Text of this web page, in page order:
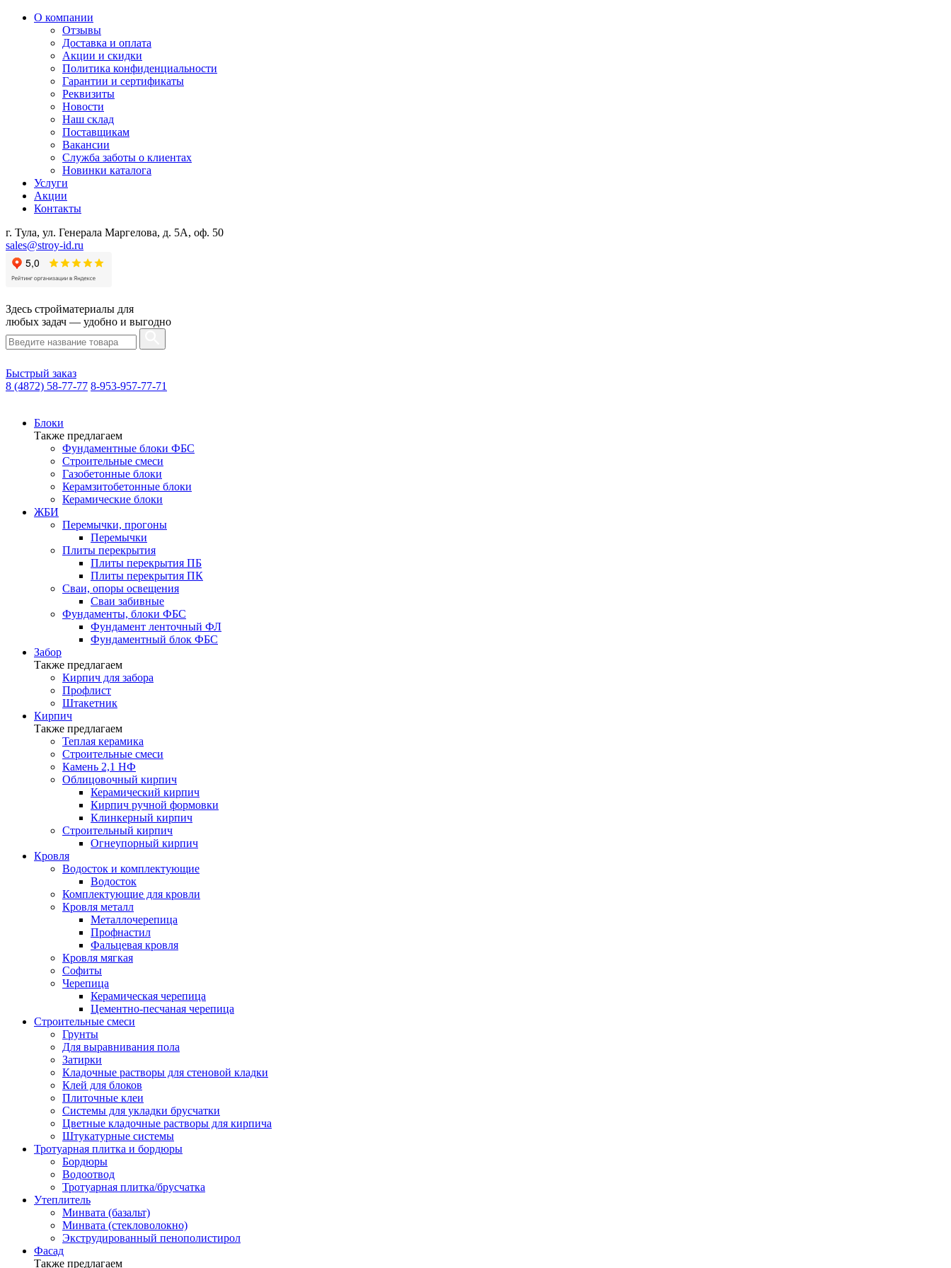
О компании
Отзывы
Доставка и оплата
Акции и скидки
Политика конфиденциальности
Гарантии и сертификаты
Реквизиты
Новости
Наш склад
Поставщикам
Вакансии
Служба заботы о клиентах
Новинки каталога
Услуги
Акции
Контакты
г. Тула, ул. Генерала Маргелова, д. 5А, оф. 50
sales@stroy-id.ru
Здесь стройматериалы для
любых задач — удобно и выгодно
Быстрый заказ
8 (4872) 58-77-77 8-953-957-77-71
Блоки
Также предлагаем
Фундаментные блоки ФБС
Строительные смеси
Газобетонные блоки
Керамзитобетонные блоки
Керамические блоки
ЖБИ
Перемычки, прогоны
Перемычки
Плиты перекрытия
Плиты перекрытия ПБ
Плиты перекрытия ПК
Сваи, опоры освещения
Сваи забивные
Фундаменты, блоки ФБС
Фундамент ленточный ФЛ
Фундаментный блок ФБС
Забор
Также предлагаем
Кирпич для забора
Профлист
Штакетник
Кирпич
Также предлагаем
Теплая керамика
Строительные смеси
Камень 2,1 НФ
Облицовочный кирпич
Керамический кирпич
Кирпич ручной формовки
Клинкерный кирпич
Строительный кирпич
Огнеупорный кирпич
Кровля
Водосток и комплектующие
Водосток
Комплектующие для кровли
Кровля металл
Металлочерепица
Профнастил
Фальцевая кровля
Кровля мягкая
Софиты
Черепица
Керамическая черепица
Цементно-песчаная черепица
Строительные смеси
Грунты
Для выравнивания пола
Затирки
Кладочные растворы для стеновой кладки
Клей для блоков
Плиточные клеи
Системы для укладки брусчатки
Цветные кладочные растворы для кирпича
Штукатурные системы
Тротуарная плитка и бордюры
Бордюры
Водоотвод
Тротуарная плитка/брусчатка
Утеплитель
Минвата (базальт)
Минвата (стекловолокно)
Экструдированный пенополистирол
Фасад
Также предлагаем